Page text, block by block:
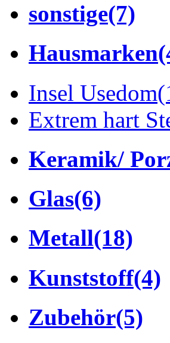
sonstige(7)
Hausmarken
Insel Usedom
Extrem hart
Keramik/
Glas(6)
Metall(18)
Kunststoff(4)
Zubehör(5)